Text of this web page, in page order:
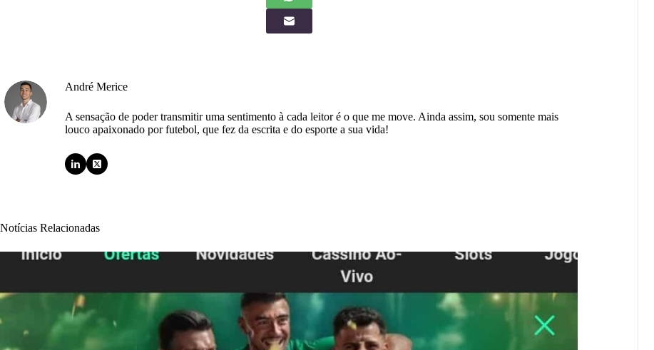
André Merice
A sensação de poder transmitir uma sentimento à cada leitor é o que me move. Ainda assim, sou somente mais
louco apaixonado por futebol, que fez da escrita e do esporte a sua vida!
Notícias Relacionadas